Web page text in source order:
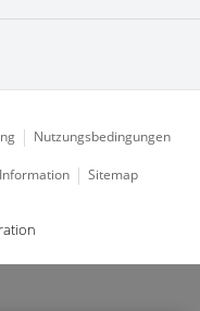
Nutzungsbedingungen
Sitemap